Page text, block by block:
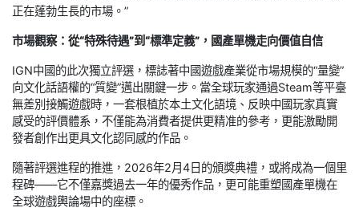
正在蓬勃生長的市場。”
市場觀察：從“特殊待遇”到“標準定義”，國產單機走向價值自信
IGN中國的此次獨立評選，標誌著中國遊戲產業從市場規模的“量變”
向文化話語權的“質變”邁出關鍵一步。當全球玩家通過Steam等平臺
無差別接觸遊戲時，一套根植於本土文化語境、反映中國玩家真實
感受的評價體系，不僅能為消費者提供更精准的參考，更能激勵開
發者創作出更具文化認同感的作品。
隨著評選進程的推進，2026年2月4日的頒獎典禮，或將成為一個里
程碑——它不僅嘉獎過去一年的優秀作品，更可能重塑國產單機在
全球遊戲輿論場中的座標。